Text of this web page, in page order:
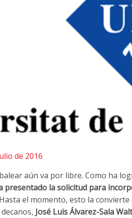
de 2016
aún va por libre. Como ha
presentado la solicitud para
el momento, esto la convierte
José Luis Álvarez-Sala